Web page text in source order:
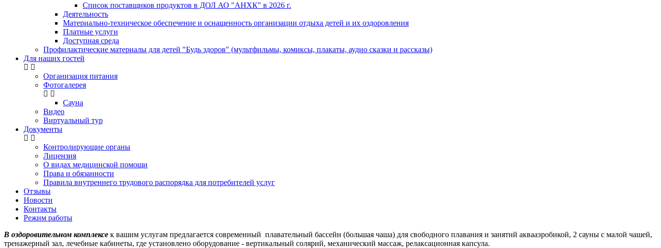
Список поставщиков продуктов в ДОЛ АО "АНХК" в 2026 г.
Деятельность
Материально-техническое обеспечение и оснащенность организации отдыха детей и их оздоровления
Платные услуги
Доступная среда
Профилактические материалы для детей "Будь здоров" (мультфильмы, комиксы, плакаты, аудио сказки и рассказы)
Для наших гостей
Организация питания
Фотогалерея
Сауна
Видео
Виртуальный тур
Документы
Контролирующие органы
Лицензия
О видах медицинской помощи
Права и обязанности
Правила внутреннего трудового распорядка для потребителей услуг
Отзывы
Новости
Контакты
Режим работы
В оздоровительном комплексе к вашим услугам предлагается современный плавательный бассейн (большая чаша) для свободного плавания и занятий аквааэробикой, 2 сауны с малой чашей,
тренажерный зал, лечебные кабинеты, где установлено оборудование - вертикальный солярий, механический массаж, релаксационная капсула.